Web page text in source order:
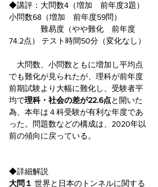
◆講評：大問数4（増加　前年度3題）
小問数68（増加　前年度59問）
難易度（やや難化　前年度
74.2点） テスト時間50分（変化なし）
大問数、小問数ともに増加し平均点
でも難化が見られたが、理科が前年度
前期試験より大幅に難化し、受験者平
均で理科・社会の差が22.6点と開いた
為、本年は４科受験が有利な年度であ
った。問題数などの構成は、2020年以
前の傾向に戻っている。
◆詳細解説
大問１ 世界と日本のトンネルに関する